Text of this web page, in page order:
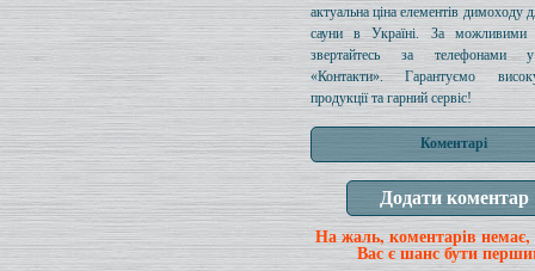
актуальна ціна елементів димоходу
сауни в Україні. За можливими
звертайтесь за телефонами
«Контакти». Гарантуємо
продукції та гарний сервіс!
Коментарі
На жаль, коментарів немає,
Вас є шанс бути